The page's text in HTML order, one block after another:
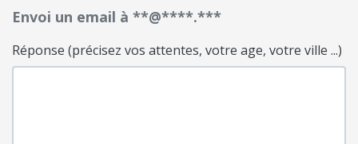
Envoi un email à **@****.***
Réponse (précisez vos attentes, votre age, votre ville ...)